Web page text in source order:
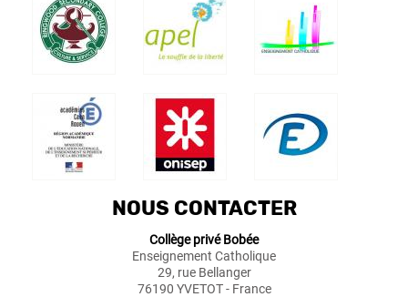
NOUS CONTACTER
Collège privé Bobée
Enseignement Catholique
29, rue Bellanger
76190 YVETOT - France